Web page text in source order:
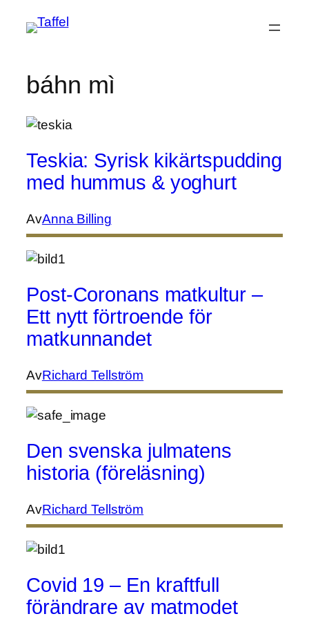
báhn mì
Teskia: Syrisk kikärtspudding
med hummus & yoghurt
AvAnna Billing
Post-Coronans matkultur –
Ett nytt förtroende för
matkunnandet
AvRichard Tellström
Den svenska julmatens
historia (föreläsning)
AvRichard Tellström
Covid 19 – En kraftfull
förändrare av matmodet